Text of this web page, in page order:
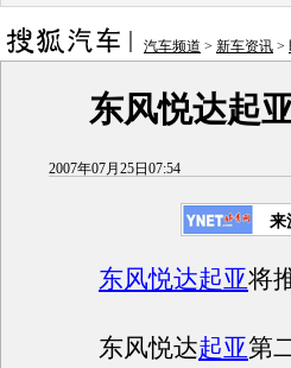
汽车频道 > 新车资讯 >
东风悦达起
2007年07月25日07:54
来
东风悦达起亚将
东风悦达起亚第